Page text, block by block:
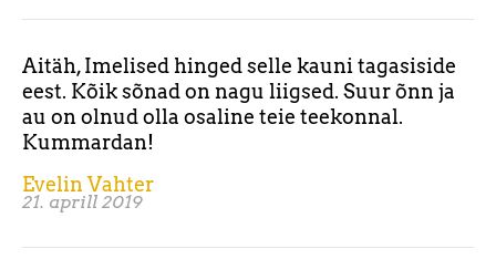
Aitäh, Imelised hinged selle kauni tagasiside
eest. Kõik sõnad on nagu liigsed. Suur õnn ja
au on olnud olla osaline teie teekonnal.
Kummardan!
Evelin Vahter
21. aprill 2019